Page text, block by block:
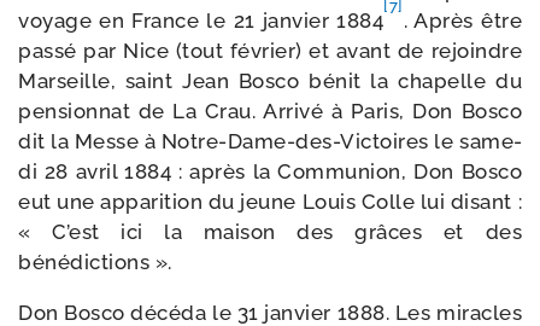
voyage en France le 21 jan­vier 1884
[7]
. Après être
pas­sé par Nice (tout février) et avant de rejoindre
Marseille, saint Jean Bosco bénit la cha­pelle du
pen­sion­nat de La Crau. Arrivé à Paris, Don Bosco
dit la Messe à Notre-​Dame-​des-​Victoires le same­
di 28 avril 1884 : après la Communion, Don Bosco
eut une appa­ri­tion du jeune Louis Colle lui disant :
« C’est ici la mai­son des grâces et des
bénédictions ».
Don Bosco décé­da le 31 jan­vier 1888. Les miracles